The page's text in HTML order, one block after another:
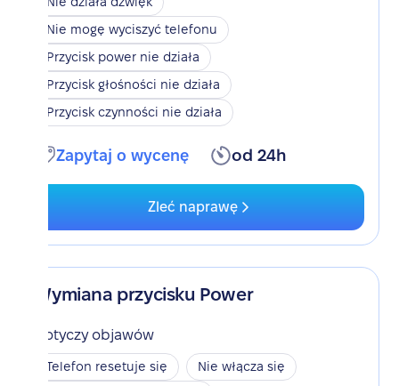
Nie mogę wyciszyć telefonu
Przycisk power nie działa
Przycisk głośności nie działa
Przycisk czynności nie działa
Zapytaj o wycenę od 24h
Zleć naprawę
Wymiana przycisku Power
Dotyczy objawów
Telefon resetuje się
Nie włącza się